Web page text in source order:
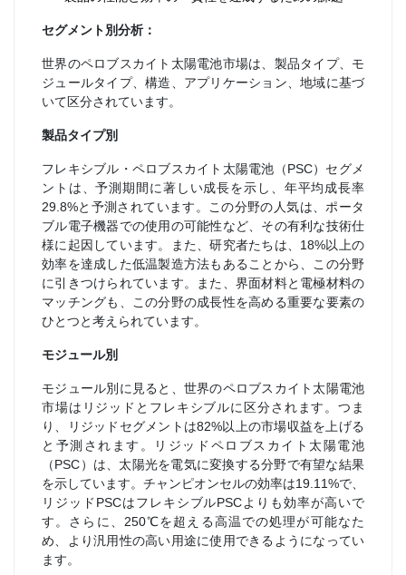
セグメント別分析：
世界のペロブスカイト太陽電池市場は、製品タイプ、モ
ジュールタイプ、構造、アプリケーション、地域に基づ
いて区分されています。
製品タイプ別
フレキシブル・ペロブスカイト太陽電池（PSC）セグメ
ントは、予測期間に著しい成長を示し、年平均成長率
29.8%と予測されています。この分野の人気は、ポータ
ブル電子機器での使用の可能性など、その有利な技術仕
様に起因しています。また、研究者たちは、18%以上の
効率を達成した低温製造方法もあることから、この分野
に引きつけられています。また、界面材料と電極材料の
マッチングも、この分野の成長性を高める重要な要素の
ひとつと考えられています。
モジュール別
モジュール別に見ると、世界のペロブスカイト太陽電池
市場はリジッドとフレキシブルに区分されます。つま
り、リジッドセグメントは82%以上の市場収益を上げる
と予測されます。リジッドペロブスカイト太陽電池
（PSC）は、太陽光を電気に変換する分野で有望な結果
を示しています。チャンピオンセルの効率は19.11%で、
リジッドPSCはフレキシブルPSCよりも効率が高いで
す。さらに、250℃を超える高温での処理が可能なた
め、より汎用性の高い用途に使用できるようになってい
ます。